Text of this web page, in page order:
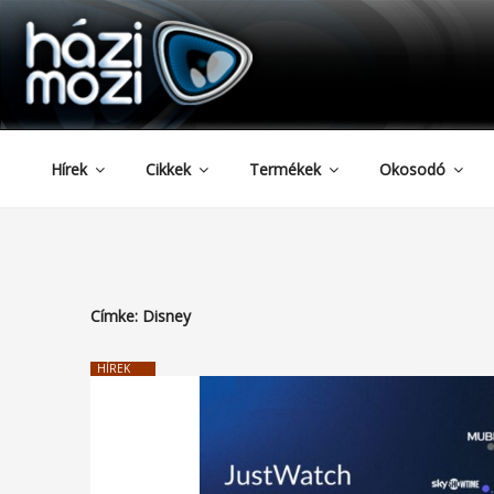
Tartalomhoz
HAZIMOZI
Hírek Cikkek Termékek Okosodó
Címke: Disney
HÍREK